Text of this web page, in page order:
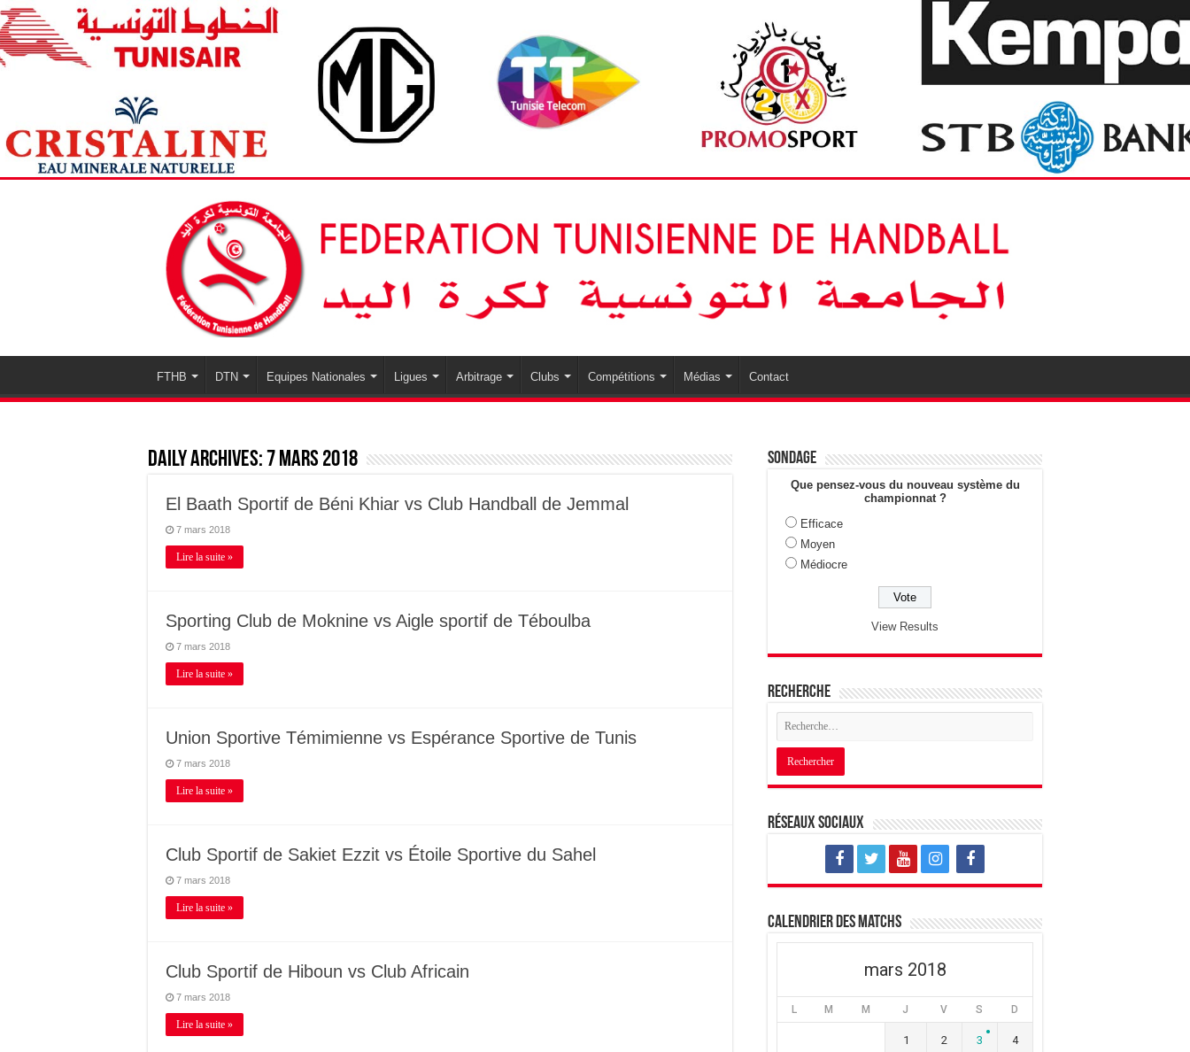
FTHB DTN Equipes Nationales Ligues Arbitrage Clubs Compétitions Médias Contact
Daily Archives:7 mars 2018
El Baath Sportif de Béni Khiar vs Club Handball de Jemmal
7 mars 2018
Lire la suite »
Sporting Club de Moknine vs Aigle sportif de Téboulba
7 mars 2018
Lire la suite »
Union Sportive Témimienne vs Espérance Sportive de Tunis
7 mars 2018
Lire la suite »
Club Sportif de Sakiet Ezzit vs Étoile Sportive du Sahel
7 mars 2018
Lire la suite »
Club Sportif de Hiboun vs Club Africain
7 mars 2018
Lire la suite »
Sondage
Que pensez-vous du nouveau système du
championnat ?
Efficace
Moyen
Médiocre
View Results
Recherche
Réseaux sociaux
Calendrier des matchs
mars 2018
L M M J V S D
1 2 3 4